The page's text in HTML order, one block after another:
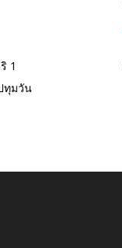
1
ทุมวัน